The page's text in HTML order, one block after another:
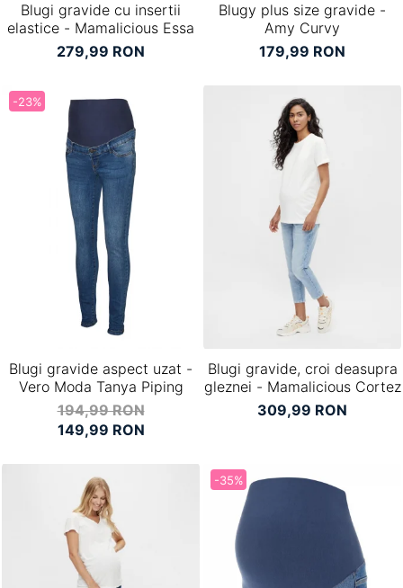
Blugi gravide cu insertii
elastice - Mamalicious Essa
279,99 RON
Blugy plus size gravide -
Amy Curvy
179,99 RON
-23%
Blugi gravide aspect uzat -
Vero Moda Tanya Piping
194,99 RON
149,99 RON
Blugi gravide, croi deasupra
gleznei - Mamalicious Cortez
309,99 RON
-35%